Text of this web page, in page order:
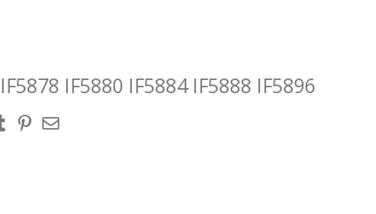
IF5880 IF5884 IF5888 IF5896